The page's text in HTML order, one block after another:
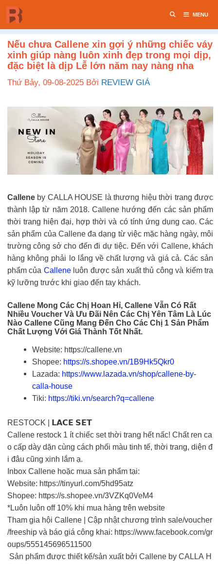
Chuyển
đến
nội
dung
MENU
Nếu chưa Callene xin gợi ý những chiếc váy
xinh giúp nàng luôn xinh đẹp trong mọi dịp,
đặc biệt là dịp Lễ lớn năm nay nàng nha
Thứ Bảy, 09-08-2025 Bởi REVIEW GIÁ
Callene by CALLA HOUSE là thương hiệu thời trang được
thành lập từ năm 2018. Callene hướng đến các sản phẩm
thời trang hiện đại, hợp thời và có tính ứng dụng cao. Các
sản phẩm của Callene đa dạng từ việc mặc hàng ngày, môi
trường công sở cho đến đi dự tiệc. Đến với Callene, khách
hàng không phải lo lắng về chất lượng và giá cả. Các sản
phẩm của Calleneluôn được sản xuất thủ công và kiếm tra
kỹ lưỡng trước khi giao đến tay khách.
Callene Mong Các Chị Hoan Hỉ, Callene Vẫn Có Rất
Nhiều Voucher Và Ưu Đãi Nên Các Chị Yên Tâm Là Lúc
Nào Callene Cũng Mang Đến Cho Các Chị 1 Sản Phẩm
Chất Lượng Với Giá Thành Tốt Nhất.
Website: https://callene.vn
Shopee: https://s.shopee.vn/1B9Hk5Qkr0
Lazada: https://www.lazada.vn/shop/callene-by-
calla-house
Tiki: https://tiki.vn/search?q=callene
RESTOCK | 𝗟𝗔𝗖𝗘 𝗦𝗘𝗧
Callene restock 1 ít chiếc set thời trang hết nấc! Chất ren ca
o cấp dày dặn cùng cách phối màu tinh tế, thời trang, diện đ
i đâu cũng xinh lắm ạ.
Inbox Callene hoặc mua sản phẩm tại:
Website: https://tinyurl.com/5hd95atz
Shopee: https://s.shopee.vn/3VZKq0VeM4
*Luôn luôn off 10% khi mua hàng trên website
Tham gia hội Callene | Cập nhật chương trình sale/voucher
/freeship và báo giá công khai: https://www.facebook.com/gr
oups/555145696511500
Sản phẩm được thiết kế/sản xuất bởi Callene by CALLA H